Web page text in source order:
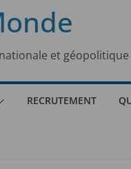
et géopolitique
RECRUTEMENT